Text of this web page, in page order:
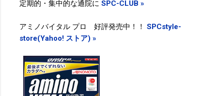
定期的・集中的な通院に SPC-CLUB »
アミノバイタル プロ 好評発売中！！ SPCstyle-
store(Yahoo! ストア) »